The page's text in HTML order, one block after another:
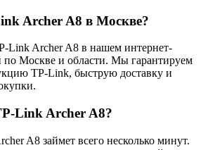
Archer A8 в Москве?
Link Archer A8 в нашем интернет-
по Москве и области. Мы гарантируем
TP-Link, быструю доставку и
Link Archer A8?
A8 займет всего несколько минут.